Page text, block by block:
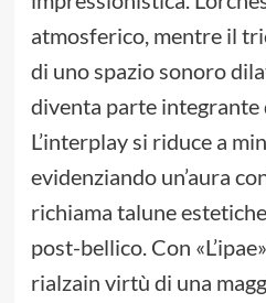
atmosferico, mentre il
di uno spazio sonoro
diventa parte integrante
L’interplay si riduce a
evidenziando un’aura
richiama talune
post-bellico. Con
rialzain virtù di una